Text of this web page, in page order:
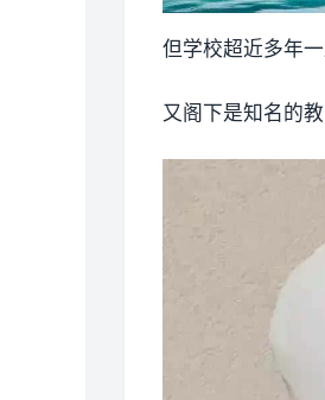
但学校超近多年
又阁下是知名的